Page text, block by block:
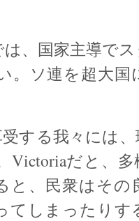
、国家主導で
。ソ連を超大国
する我々には
Victoriaだと、
と、民衆はその
てしまったりす